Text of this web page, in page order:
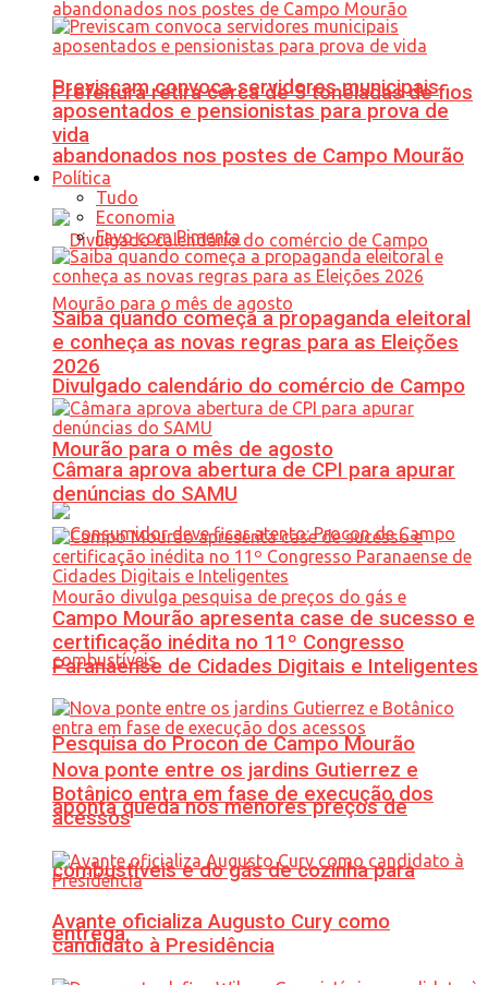
Prefeitura retira cerca de 5 toneladas de fios
abandonados nos postes de Campo Mourão
Divulgado calendário do comércio de Campo
Mourão para o mês de agosto
Pesquisa do Procon de Campo Mourão
aponta queda nos menores preços de
combustíveis e do gás de cozinha para
entrega
Previscam convoca servidores municipais
aposentados e pensionistas para prova de
vida
Política
Tudo
Economia
Favo com Pimenta
Saiba quando começa a propaganda eleitoral
e conheça as novas regras para as Eleições
2026
Câmara aprova abertura de CPI para apurar
denúncias do SAMU
Campo Mourão apresenta case de sucesso e
certificação inédita no 11º Congresso
Paranaense de Cidades Digitais e Inteligentes
Nova ponte entre os jardins Gutierrez e
Botânico entra em fase de execução dos
acessos
Avante oficializa Augusto Cury como
candidato à Presidência